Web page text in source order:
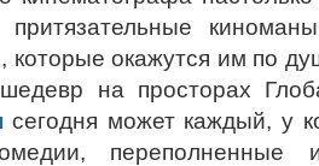
которые окажутся им по
на просторах
сегодня может каждый, у
переполненные